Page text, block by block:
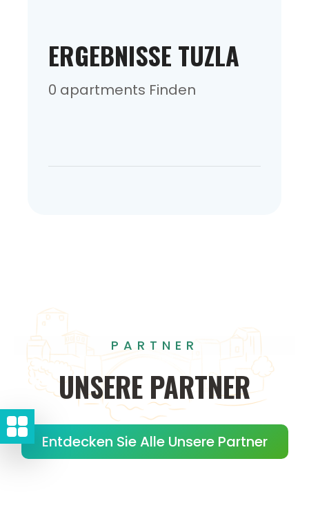
ERGEBNISSE TUZLA
0 apartments Finden
PARTNER
UNSERE PARTNER
Entdecken Sie Alle Unsere Partner